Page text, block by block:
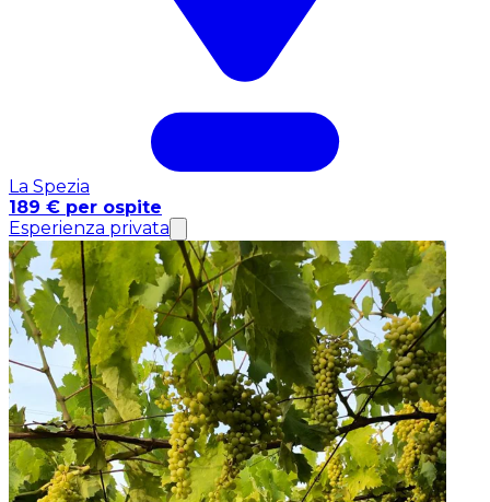
La Spezia
189 € per ospite
Esperienza privata